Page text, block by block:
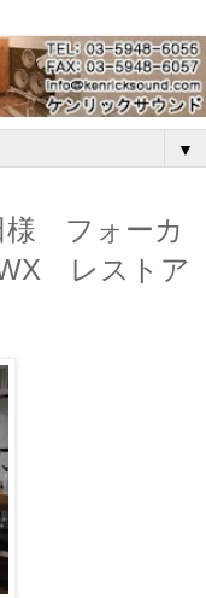
▼
様 フォーカ
レストア